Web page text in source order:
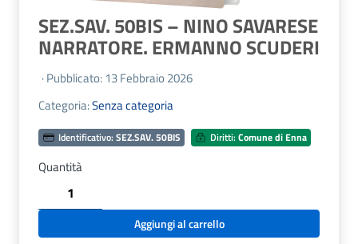
SEZ.SAV. 50BIS – NINO SAVARESE
NARRATORE. ERMANNO SCUDERI
· Pubblicato: 13 Febbraio 2026
Categoria:Senza categoria
Identificativo: SEZ.SAV. 50BIS Diritti:Comune di Enna
Quantità
50BIS
- Aggiungi al carrello